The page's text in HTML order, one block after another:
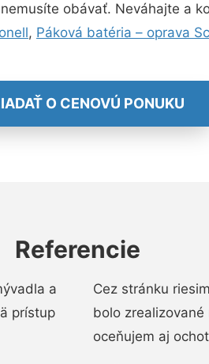
obávať. Neváhajte a
, Páková batéria – oprava
O CENOVÚ PONUKU
Referencie
a
prístup
Cez stránku
bolo
oceňujem aj